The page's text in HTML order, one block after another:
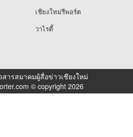
เชียงใหม่รีพอร์ต
วาไรตี้
ารสมาคมผู้สื่อข่าวเชียงใหม่
© copyright 2026